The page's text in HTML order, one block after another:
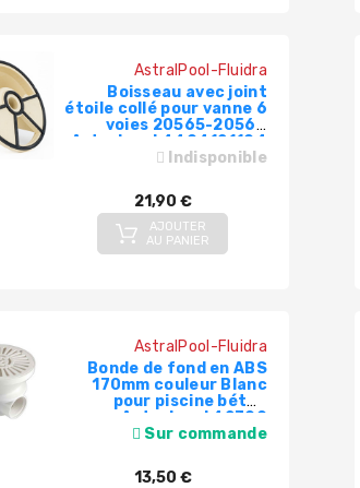
AstralPool-Fluidra
Boisseau avec joint
étoile collé pour vanne 6
voies 20565-20569
Astralpool 4404121104
Indisponible
21,90 €
AJOUTER
AU PANIER
AstralPool-Fluidra
Bonde de fond en ABS
170mm couleur Blanc
pour piscine béton
Astralpool 42309
Sur commande
13,50 €